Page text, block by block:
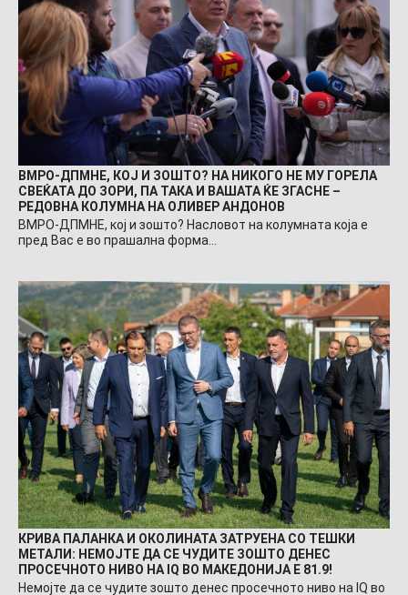
ВМРО-ДПМНЕ, КОЈ И ЗОШТО? НА НИКОГО НЕ МУ ГОРЕЛА
СВЕЌАТА ДО ЗОРИ, ПА ТАКА И ВАШАТА ЌЕ ЗГАСНЕ –
РЕДОВНА КОЛУМНА НА ОЛИВЕР АНДОНОВ
ВМРО-ДПМНЕ, кој и зошто? Насловот на колумната која е
пред Вас е во прашална форма…
КРИВА ПАЛАНКА И ОКОЛИНАТА ЗАТРУЕНА СО ТЕШКИ
МЕТАЛИ: НЕМОЈТЕ ДА СЕ ЧУДИТЕ ЗОШТО ДЕНЕС
ПРОСЕЧНОТО НИВО НА IQ ВО МАКЕДОНИЈА Е 81.9!
Немојте да се чудите зошто денес просечното ниво на IQ во